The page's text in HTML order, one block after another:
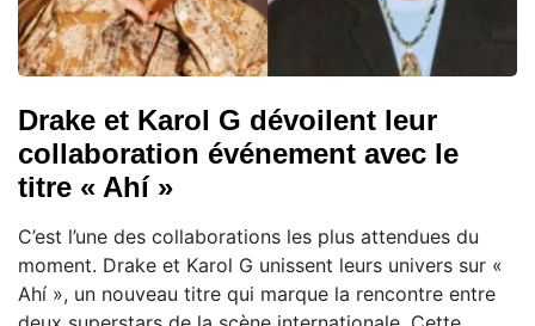
Drake et Karol G dévoilent leur
collaboration événement avec le
titre « Ahí »
C’est l’une des collaborations les plus attendues du
moment. Drake et Karol G unissent leurs univers sur «
Ahí », un nouveau titre qui marque la rencontre entre